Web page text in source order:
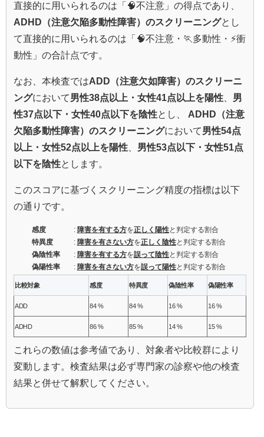
直接的に用いられるのは「🧠不注意」の得点であり、
ADHD（注意欠陥多動性障害）のスクリーニングとし
て直接的に用いられるのは「🧠不注意・🏃多動性・⚡衝
動性」の合計点です。
なお、本検査ではADD（注意欠如障害）のスクリーニ
ングにおいて男性38点以上・女性41点以上を陽性
男
性37点以下・女性40点以下を陰性とし、 ADHD（注意
欠陥多動性障害）のスクリーニングにおいて男性54点
以上・女性52点以上を陽性
男性53点以下・女性51点
以下を陰性とします。
このスコアに基づくスクリーニング精度の指標は以下
の通りです。
感度 : 障害を有する方を正しく陽性と判定する割合
特異度
: 障害を有さない方を正しく陰性と判定する割合
偽陰性率
: 障害を有する方を誤って陰性と判定する割合
偽陽性率
: 障害を有さない方を誤って陽性と判定する割合
比較対象 感度 特異度 偽陰性率 偽陽性率
ADD 84 % 84 % 16 % 16 %
ADHD 86 % 85 % 14 % 15 %
これらの数値は参考値であり、対象者や比較群により
変動します。検査結果は必ず専門家の診察や他の検査
結果と併せて解釈してください。